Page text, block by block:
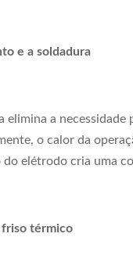
e a soldadura
elimina a
o calor da
elétrodo cria uma
friso térmico